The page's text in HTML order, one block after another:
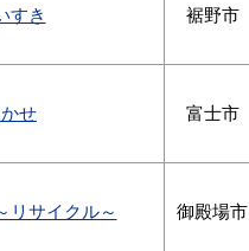
き 裾野市
せ 富士市
リサイクル～ 御殿場市